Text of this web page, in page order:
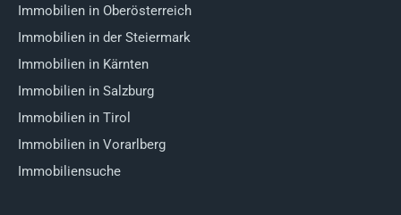
Immobilien in Oberösterreich
Immobilien in der Steiermark
Immobilien in Kärnten
Immobilien in Salzburg
Immobilien in Tirol
Immobilien in Vorarlberg
Immobiliensuche